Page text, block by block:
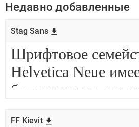
Недавно добавленные
Stag Sans
FF Kievit